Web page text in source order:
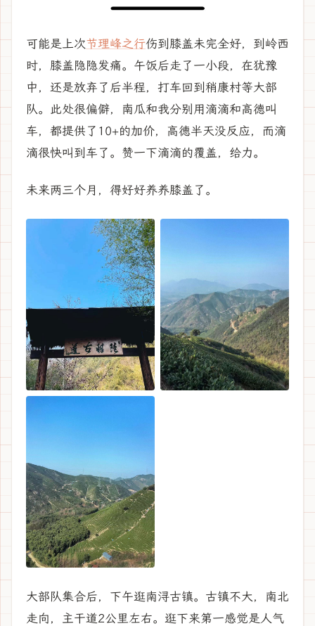
可能是上次节理峰之行伤到膝盖未完全好，到岭西
时，膝盖隐隐发痛。午饭后走了一小段，在犹豫
中，还是放弃了后半程，打车回到稍康村等大部
队。此处很偏僻，南瓜和我分别用滴滴和高德叫
车，都提供了10+的加价，高德半天没反应，而滴
滴很快叫到车了。赞一下滴滴的覆盖，给力。
未来两三个月，得好好养养膝盖了。
大部队集合后，下午逛南浔古镇。古镇不大，南北
走向，主干道2公里左右。逛下来第一感觉是人气